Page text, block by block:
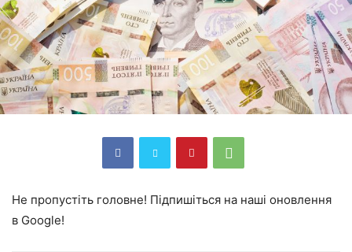
Не пропустіть головне! Підпишіться на наші оновлення
в Google!